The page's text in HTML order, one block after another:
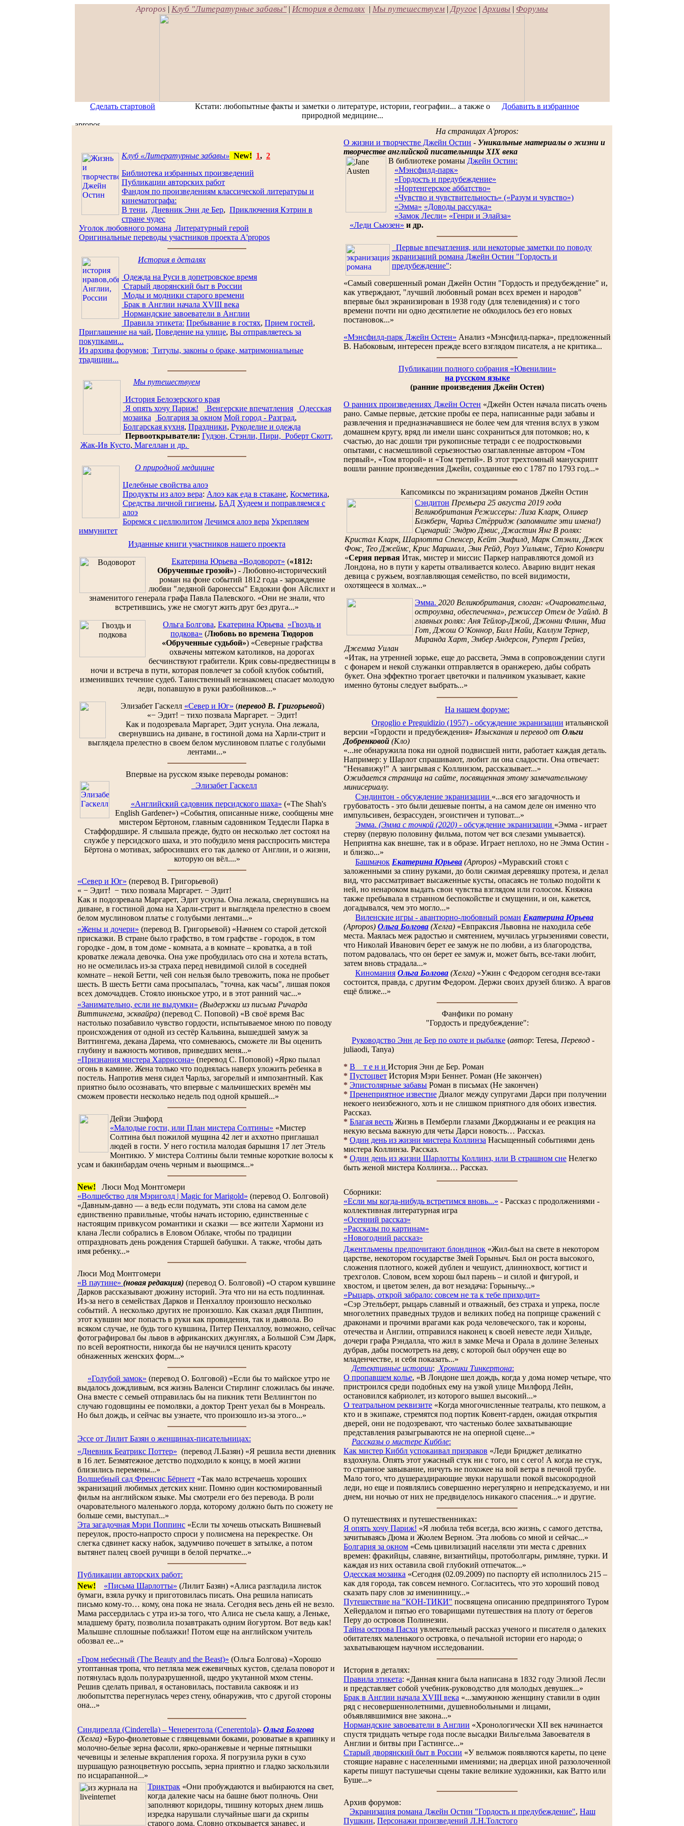
Apropos | Клуб "Литературные забавы" | История в деталях | Мы путешествуем | Другое | Архивы | Форумы
Сделать стартовой
Кстати: любопытные факты и заметки о литературе, истории, географии... а также о
природной медицине...
Добавить в избранное
Клуб «Литературные забавы» New! 1, 2
Библиотека избранных произведений
Публикации авторских работ
Фандом по произведениям классической литературы и
кинематографа:
В тени, Дневник Энн де Бер, Приключения Кэтрин в
стране чудес
Уголок любовного романа Литературный герой
Оригинальные переводы участников проекта A'propos
История в деталях
Одежда на Руси в допетровское время
Старый дворянский быт в России
Моды и модники старого времени
Брак в Англии начала XVIII века
Нормандские завоеватели в Англии
Правила этикета: Пребывание в гостях, Прием гостей,
Приглашение на чай, Поведение на улице, Вы отправляетесь за
покупками...
Из архива форумов: Титулы, законы о браке, матримониальные
традиции...
Мы путешествуем
История Белозерского края
Я опять хочу Париж!
Венгерские впечатления
Одесская
мозаика
Болгария за окном Мой город - Разград,
Болгарская кухня, Праздники, Рукоделие и одежда
Первооткрыватели: Гудзон, Стэнли, Пири, Роберт Скотт,
Жак-Ив Кусто, Магеллан и др.
O природной медицине
Целебные свойства алоэ
Продукты из алоэ вера: Алоэ как еда в стакане, Косметика,
Средства личной гигиены, БАД Худеем и поправляемся с
алоэ
Боремся с целлюлитом Лечимся алоэ вера Укрепляем
иммунитет
Изданные книги участников нашего проекта
Екатерина Юрьева «Водоворот» («1812:
Обрученные грозой») - Любовно-исторический
роман на фоне событий 1812 года - зарождение
любви "ледяной баронессы" Евдокии фон Айслихт и
знаменитого генерала графа Павла Палевского. «Они не знали, что
встретившись, уже не смогут жить друг без друга...»
Ольга Болгова, Екатерина Юрьева «Гвоздь и
подкова» (Любовь во времена Тюдоров
«Обрученные судьбой») «Северные графства
охвачены мятежом католиков, на дорогах
бесчинствуют грабители. Крик совы-предвестницы в
ночи и встреча в пути, которая повлечет за собой клубок событий,
изменивших течение судеб. Таинственный незнакомец спасает молодую
леди, попавшую в руки разбойников...»
Элизабет Гаскелл «Север и Юг» (перевод В. Григорьевой)
«− Эдит! − тихо позвала Маргарет. − Эдит!
Как и подозревала Маргарет, Эдит уснула. Она лежала,
свернувшись на диване, в гостиной дома на Харли-стрит и
выглядела прелестно в своем белом муслиновом платье с голубыми
лентами...»
Впервые на русском языке переводы романов:
Элизабет Гаскелл
«Английский садовник персидского шаха» («The Shah's
English Gardener») «События, описанные ниже, сообщены мне
мистером Бёртоном, главным садовником Теддесли Парка в
Стаффордшире. Я слышала прежде, будто он несколько лет состоял на
службе у персидского шаха, и это побудило меня расспросить мистера
Бёртона о мотивах, забросивших его так далеко от Англии, и о жизни,
которую он вёл....»
«Север и Юг» (перевод В. Григорьевой)
« − Эдит! − тихо позвала Маргарет. − Эдит!
Как и подозревала Маргарет, Эдит уснула. Она лежала, свернувшись на
диване, в гостиной дома на Харли-стрит и выглядела прелестно в своем
белом муслиновом платье с голубыми лентами...»
«Жены и дочери» (перевод В. Григорьевой) «Начнем со старой детской
присказки. В стране было графство, в том графстве - городок, в том
городке - дом, в том доме - комната, а в комнате – кроватка, а в той
кроватке лежала девочка. Она уже пробудилась ото сна и хотела встать,
но не осмелилась из-за страха перед невидимой силой в соседней
комнате – некой Бетти, чей сон нельзя было тревожить, пока не пробьет
шесть. В шесть Бетти сама просыпалась, "точна, как часы", лишая покоя
всех домочадцев. Стояло июньское утро, и в этот ранний час...»
«Занимательно, если не выдумки» (Выдержки из письма Ричарда
Виттингема, эсквайра) (перевод С. Поповой) «В своё время Вас
настолько позабавило чувство гордости, испытываемое мною по поводу
происхождения от одной из сестёр Кальвина, вышедшей замуж за
Виттингема, декана Дарема, что сомневаюсь, сможете ли Вы оценить
глубину и важность мотивов, приведших меня...»
«Признания мистера Харрисона» (перевод С. Поповой) «Ярко пылал
огонь в камине. Жена только что поднялась наверх уложить ребенка в
постель. Напротив меня сидел Чарльз, загорелый и импозантный. Как
приятно было осознавать, что впервые с мальчишеских времён мы
сможем провести несколько недель под одной крышей...»
Дейзи Эшфорд
«Малодые гости, или План мистера Солтины» «Мистер
Солтина был пожилой мущина 42 лет и аххотно приглашал
людей в гости. У него гостила малодая барышня 17 лет Этель
Монтикю. У мистера Солтины были темные короткие волосы к
усам и бакинбардам очень черным и вьющимся...»
New!
Люси Мод Монтгомери
«Волшебство для Мэриголд | Magic for Marigold» (перевод О. Болговой)
«Давным-давно — а ведь если подумать, эти слова на самом деле
единственно правильные, чтобы начать историю, единственные с
настоящим привкусом романтики и сказки — все жители Хармони из
клана Лесли собрались в Еловом Облаке, чтобы по традиции
отпраздновать день рождения Старшей бабушки. А также, чтобы дать
имя ребенку...»
Люси Мод Монтгомери
«В паутине» (новая редакция) (перевод О. Болговой) «О старом кувшине
Дарков рассказывают дюжину историй. Эта что ни на есть подлинная.
Из-за него в семействах Дарков и Пенхаллоу произошло несколько
событий. А несколько других не произошло. Как сказал дядя Пиппин,
этот кувшин мог попасть в руки как провидения, так и дьявола. Во
всяком случае, не будь того кувшина, Питер Пенхаллоу, возможно, сейчас
фотографировал бы львов в африканских джунглях, а Большой Сэм Дарк,
по всей вероятности, никогда бы не научился ценить красоту
обнаженных женских форм...»
«Голубой замок» (перевод О. Болговой) «Если бы то майское утро не
выдалось дождливым, вся жизнь Валенси Стирлинг сложилась бы иначе.
Она вместе с семьей отправилась бы на пикник тети Веллингтон по
случаю годовщины ее помолвки, а доктор Трент уехал бы в Монреаль.
Но был дождь, и сейчас вы узнаете, что произошло из-за этого...»
Эссе от Лилит Базян о женщинах-писательницах:
«Дневник Беатрикс Поттер» (перевод Л.Базян) «Я решила вести дневник
в 16 лет. Безмятежное детство подходило к концу, в моей жизни
близились перемены...»
Волшебный сад Френсис Бёрнетт «Так мало встречаешь хороших
экранизаций любимых детских книг. Помню один костюмированный
фильм на английском языке. Мы смотрели его без перевода. В роли
очаровательного маленького лорда, которому должно быть по сюжету не
больше семи, выступал...»
Эта загадочная Мэри Поппинс «Если ты хочешь отыскать Вишневый
переулок, просто-напросто спроси у полисмена на перекрестке. Он
слегка сдвинет каску набок, задумчиво почешет в затылке, а потом
вытянет палец своей ручищи в белой перчатке...»
Публикации авторских работ:
New!
«Письма Шарлотты» (Лилит Базян) «Алиса разгладила листок
бумаги, взяла ручку и приготовилась писать. Она решила написать
письмо кому-то… кому, она пока не знала. Сегодня весь день ей не везло.
Мама рассердилась с утра из-за того, что Алиса не съела кашу, а Леньке,
младшему брату, позволила позавтракать одним йогуртом. Вот ведь как!
Малышне сплошные поблажки! Потом еще на английском учитель
обозвал ее...»
«Гром небесный (The Beauty and the Beast)» (Ольга Болгова) «Хорошо
утоптанная тропа, что петляла меж ежевичных кустов, сделала поворот и
потянулась вдоль полуразрушенной, щедро укутанной мхом стены.
Решив сделать привал, я остановилась, поставила саквояж и из
любопытства перегнулась через стену, обнаружив, что с другой стороны
она...»
Синдирелла (Сinderella) – Ченерентола (Cenerentola)- Ольга Болгова
(Хелга) «Буро-фиолетовые с глянцевыми боками, розоватые в крапинку и
молочно-белые зерна фасоли, ярко-оранжевые и черные пятнышки
чечевицы и зеленые вкрапления гороха. Я погрузила руки в сухо
шуршащую разноцветную россыпь, зерна приятно и гладко заскользили
по исцарапанной...»
Триктрак «Они пробуждаются и выбираются на свет,
когда далекие часы на башне бьют полночь. Они
заполняют коридоры, тишину которых днем лишь
изредка нарушали случайные шаги да скрипы
старого дома. Словно открывается занавес, и
На страницах A'propos:
О жизни и творчестве Джейн Остин - Уникальные материалы о жизни и
творчестве английской писательницы XIX века
В библиотеке романы Джейн Остин:
«Мэнсфилд-парк»
«Гордость и предубеждение»
«Нортенгерское аббатство»
«Чувство и чувствительность» («Разум и чувство»)
«Эмма» «Доводы рассудка»
«Замок Лесли» «Генри и Элайза»
«Леди Сьюзен» и др.
Первые впечатления, или некоторые заметки по поводу
экранизаций романа Джейн Остин "Гордость и
предубеждение":
«Самый совершенный роман Джейн Остин "Гордость и предубеждение" и,
как утверждают, "лучший любовный роман всех времен и народов"
впервые был экранизирован в 1938 году (для телевидения) и с того
времени почти ни одно десятилетие не обходилось без его новых
постановок...»
«Мэнсфилд-парк Джейн Остен» Анализ «Мэнсфилд-парка», предложенный
В. Набоковым, интересен прежде всего взглядом писателя, а не критика...
Публикации полного собрания «Ювенилии»
на русском языке
(ранние произведения Джейн Остен)
О ранних произведениях Джейн Остен «Джейн Остен начала писать очень
рано. Самые первые, детские пробы ее пера, написанные ради забавы и
развлечения и предназначавшиеся не более чем для чтения вслух в узком
домашнем кругу, вряд ли имели шанс сохраниться для потомков; но, к
счастью, до нас дошли три рукописные тетради с ее подростковыми
опытами, с насмешливой серьезностью озаглавленные автором «Том
первый», «Том второй» и «Том третий». В этот трехтомный манускрипт
вошли ранние произведения Джейн, созданные ею с 1787 по 1793 год...»
Капсомиксы по экранизациям романов Джейн Остин
Сэндитон Премьера 25 августа 2019 года
Великобритания Режиссеры: Лиза Кларк, Оливер
Блэкберн, Чарльз Стёрридж (запомните эти имена!)
Сценарий: Эндрю Дэвис, Джастин Янг В ролях:
Кристал Кларк, Шарлотта Спенсер, Кейт Эшфилд, Марк Стэнли, Джек
Фокс, Тео Джеймс, Крис Маршалл, Энн Рейд, Роуз Уильямс, Тёрло Конвери
«Серия первая Итак, мистер и миссис Паркер направляются домой из
Лондона, но в пути у кареты отваливается колесо. Аварию видит некая
девица с ружьем, возглавляющая семейство, по всей видимости,
охотящееся в холмах...»
Эмма. 2020 Великобритания, слоган: «Очаровательна,
остроумна, обеспеченна», режиссер Отем де Уайлд. В
главных ролях: Аня Тейлор-Джой, Джонни Флинн, Миа
Гот, Джош О’Коннор, Билл Найи, Каллум Тернер,
Миранда Харт, Эмбер Андерсон, Руперт Грейвз,
Джемма Уилан
«Итак, на утренней зорьке, еще до рассвета, Эмма в сопровождении слуги
с фонарем и некой служанки отправляется в оранжерею, дабы собрать
букет. Она эффектно трогает цветочки и пальчиком указывает, какие
именно бутоны следует выбрать...»
На нашем форуме:
Orgoglio e Preguidizio (1957) - обсуждение экранизации итальянской
версии «Гордости и предубеждения» Изыскания и перевод от Ольги
Добренковой (Кло)
«...не обнаружила пока ни одной подвисшей нити, работает каждая деталь.
Например: у Шарлот спрашивают, любит ли она сладости. Она отвечает:
"Ненавижу!" А заигрывая с Коллинзом, рассказывает...»
Ожидается страница на сайте, посвященная этому замечательному
минисериалу.
Сэндинтон - обсуждение экранизации «...вся его загадочность и
грубоватость - это были дешевые понты, а на самом деле он именно что
импульсивен, безрассуден, эгоистичен и туповат...»
Эмма. (Эмма с точкой (2020) - обсуждение экранизации «Эмма - играет
стерву (первую половину фильма, потом чет вся слезами умывается).
Неприятна как внешне, так и в образе. Играет неплохо, но не Эмма Остин -
и близко...»
Башмачок Екатерина Юрьева (Apropos) «Муравский стоял с
заложенными за спину руками, до боли сжимая деревяшку протеза, и делал
вид, что рассматривает высаженные кусты, опасаясь не только подойти к
ней, но ненароком выдать свои чувства взглядом или голосом. Княжна
также пребывала в странном беспокойстве и смущении, и он, кажется,
догадывался, чем это могло...»
Виленские игры - авантюрно-любовный роман Екатерина Юрьева
(Apropos) Ольга Болгова (Хелга) «Евпраксия Львовна не находила себе
места. Маялась меж радостью и смятением, мучилась угрызениями совести,
что Николай Иванович берет ее замуж не по любви, а из благородства,
потом радовалась, что он берет ее замуж и, может быть, все-таки любит,
затем вновь страдала...»
Киномания Ольга Болгова (Хелга) «Ужин с Федором сегодня все-таки
состоится, правда, с другим Федором. Держи своих друзей близко. А врагов
ещё ближе...»
Фанфики по роману
"Гордость и предубеждение":
Руководство Энн де Бер по охоте и рыбалке (автор: Теresa, Перевод -
juliaodi, Tanya)
* В т е н и История Энн де Бер. Роман
* Пустоцвет История Мэри Беннет. Роман (Не закончен)
* Эпистолярные забавы Роман в письмах (Не закончен)
* Пренеприятное известие Диалог между супругами Дарси при получении
некоего неизбежного, хоть и не слишком приятного для обоих известия.
Рассказ.
* Благая весть Жизнь в Пемберли глазами Джорджианы и ее реакция на
некую весьма важную для четы Дарси новость… Рассказ.
* Один день из жизни мистера Коллинза Насыщенный событиями день
мистера Коллинза. Рассказ.
* Один день из жизни Шарлотты Коллинз, или В страшном сне Нелегко
быть женой мистера Коллинза… Рассказ.
Сборники:
«Если мы когда-нибудь встретимся вновь...» - Рассказ с продолжениями -
коллективная литературная игра
«Осенний рассказ»
«Рассказы по картинам»
«Новогодний рассказ»
Джентльмены предпочитают блондинок «Жил-был на свете в некотором
царстве, некотором государстве Змей Горыныч. Был он роста высокого,
сложения плотного, кожей дублен и чешуист, длиннохвост, когтист и
трехголов. Словом, всем хорош был парень – и силой и фигурой, и
хвостом, и цветом зелен, да вот незадача: Горынычу...»
«Рыцарь, открой забрало: совсем не та к тебе приходит»
«Сэр Этельберт, рыцарь славный и отважный, без страха и упрека, после
многолетних праведных трудов и великих побед на поприще сражений с
драконами и прочими врагами как рода человеческого, так и короны,
отечества и Англии, отправился наконец к своей невесте леди Хильде,
дочери графа Рэндалла, что жил в замке Меча и Орала в долине Зеленых
дубрав, дабы посмотреть на деву, с которой был обручен еще во
младенчестве, и себя показать...»
Детективные истории: Хроники Тинкертона:
O пропавшем колье, «В Лондоне шел дождь, когда у дома номер четыре, что
пристроился среди подобных ему на узкой улице Милфорд Лейн,
остановился кабриолет, из которого вышел высокий...»
О театральном реквизите «Когда многочисленные театралы, кто пешком, а
кто и в экипаже, стремятся под портик Ковент-гарден, ожидая открытия
дверей, они не подозревают, что частенько более захватывающие
представления разыгрываются не на оперной сцене...»
Рассказы о мистере Киббле:
Как мистер Киббл успокаивал призраков «Леди Бриджет деликатно
вздохнула. Опять этот ужасный стук ни с того, ни с сего! А когда не стук,
то странное завывание, ничуть не похожее на вой ветра в печной трубе.
Мало того, что душераздирающие звуки нарушали покой высокородной
леди, но еще и появлялись совершенно нерегулярно и непредсказуемо, и ни
днем, ни ночью от них не предвиделось никакого спасения...» и другие.
О путешествиях и путешественниках:
Я опять хочу Париж! «Я любила тебя всегда, всю жизнь, с самого детства,
зачитываясь Дюма и Жюлем Верном. Эта любовь со мной и сейчас...»
Болгария за окном «Семь цивилизаций населяли эти места с древних
времен: фракийцы, славяне, византийцы, протоболгары, римляне, турки. И
каждая из них оставила свой глубокий отпечаток...»
Одесская мозаика «Сегодня (02.09.2009) по паспорту ей исполнилось 215 –
как для города, так совсем немного. Согласитесь, что это хороший повод
сказать пару слов за именинницу...»
Путешествие на "КОН-ТИКИ" посвящена описанию предпринятого Туром
Хейердалом и пятью его товарищами путешествия на плоту от берегов
Перу до островов Полинезии.
Тайна острова Пасхи увлекательный рассказ ученого и писателя о далеких
обитателях маленького островка, о печальной истории его народа; о
захватывающем научном исследовании.
История в деталях:
Правила этикета: «Данная книга была написана в 1832 году Элизой Лесли
и представляет собой учебник-руководство для молодых девушек...»
Брак в Англии начала XVIII века «...замужнюю женщину ставили в один
ряд с несовершеннолетними, душевнобольными и лицами,
объявлявшимися вне закона...»
Нормандские завоеватели в Англии «Хронологически XII век начинается
спустя тридцать четыре года после высадки Вильгельма Завоевателя в
Англии и битвы при Гастингсе...»
Старый дворянский быт в России «У вельмож появляются кареты, по цене
стоящие наравне с населенными имениями; на дверцах иной раззолоченной
кареты пишут пастушечьи сцены такие великие художники, как Ватто или
Буше...»
Архив форумов:
Экранизация романа Джейн Остин "Гордость и предубеждение", Наш
Пушкин, Персонажи произведений Л.Н.Толстого